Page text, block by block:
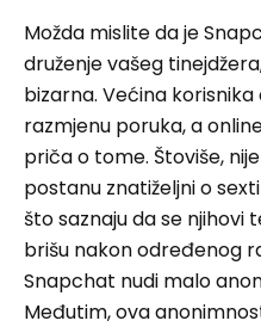
Možda mislite da je
druženje vašeg
bizarna. Većina
razmjenu poruka, a
priča o tome. Štoviše,
postanu znatiželjni o
što saznaju da se njihovi
brišu nakon određenog
Snapchat nudi malo
Međutim, ova